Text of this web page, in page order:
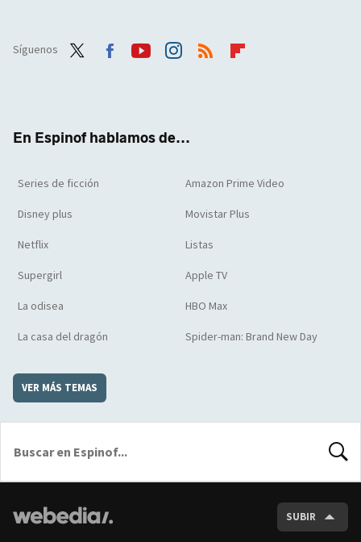
Síguenos
En Espinof hablamos de...
Series de ficción Amazon Prime Video
Disney plus Movistar Plus
Netflix Listas
Supergirl Apple TV
La odisea HBO Max
La casa del dragón Spider-man: Brand New Day
VER MÁS TEMAS
SUBIR